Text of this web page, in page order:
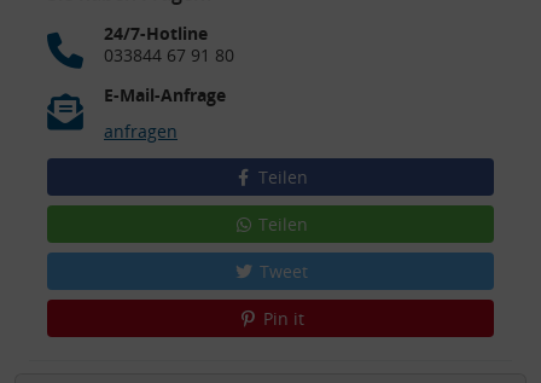
24/7-Hotline
033844 67 91 80
E-Mail-Anfrage
anfragen
Teilen
Teilen
Tweet
Pin it